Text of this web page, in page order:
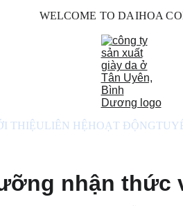
WELCOME TO DAIHOA
THIỆULIÊN HỆHOẠT ĐỘNG
nhận thức